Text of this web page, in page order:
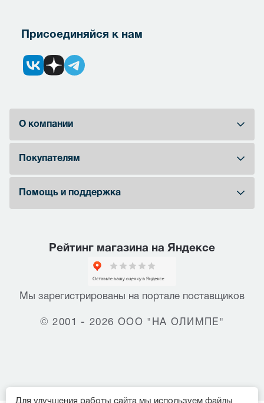
Присоединяйся к нам
О компании
Покупателям
Помощь и поддержка
Рейтинг магазина на Яндексе
Мы зарегистрированы на портале поставщиков
© 2001 - 2026 ООО "НА ОЛИМПЕ"
Для улучшения работы сайта мы используем файлы